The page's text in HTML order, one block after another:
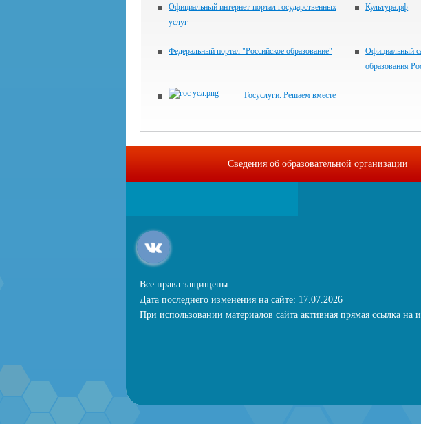
Официальный интернет-портал государственных
услуг
Культура.рф
Федеральный портал "Российское образование"
Официальный
образования
Госуслуги. Решаем вместе
Сведения об образовательной организации
Все права защищены.
Дата последнего изменения на сайте: 17.07.2026
При использовании материалов сайта активная прямая ссылка на